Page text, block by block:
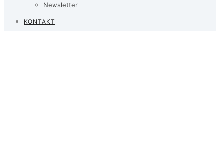
Newsletter
KONTAKT